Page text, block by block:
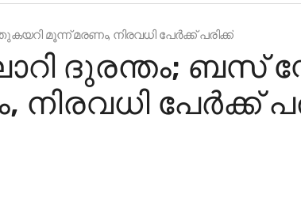
മൂന്ന് മരണം, നിരവധി പേർക്ക് പരിക്ക്
ദുരന്തം; ബസ്
പേർക്ക്